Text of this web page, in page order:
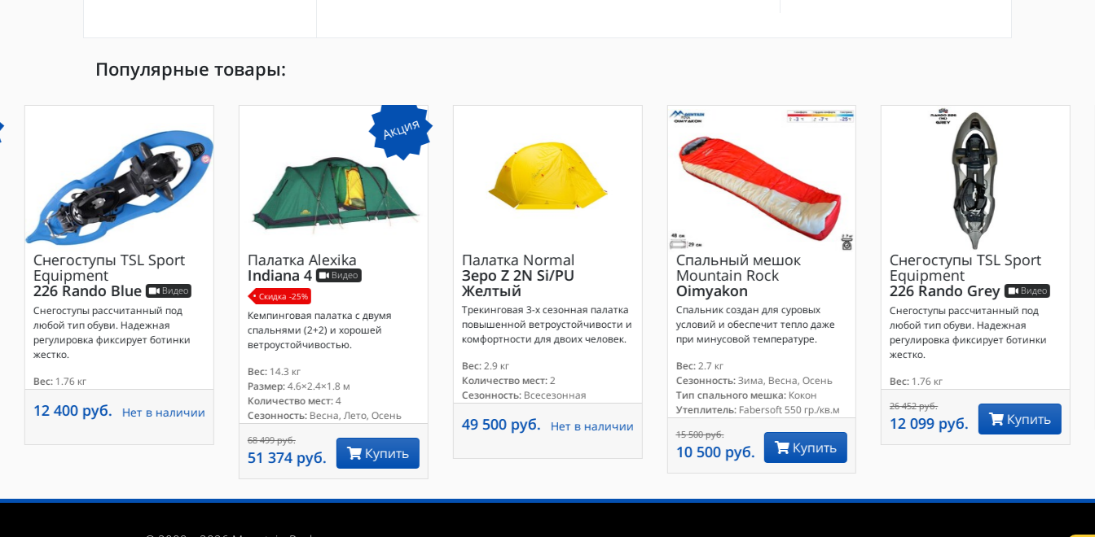
Популярные товары:
Снегоступы TSL Sport
Equipment
226 Rando Blue Видео
Снегоступы рассчитанный под
любой тип обуви. Надежная
регулировка фиксирует ботинки
жестко.
Вес:1.76 кг
12 400 руб. Нет в наличии
Акция
Палатка Alexika
Indiana 4 Видео
Скидка -25%
Кемпинговая палатка с двумя
спальнями (2+2) и хорошей
ветроустойчивостью.
Вес:14.3 кг
Размер:4.6×2.4×1.8 м
Количество мест:4
Сезонность:Весна, Лето, Осень
68 499 руб.
51 374 руб. Купить
Палатка Normal
Зеро Z 2N Si/PU
Желтый
Трекинговая 3-х сезонная палатка
повышенной ветроустойчивости и
комфортности для двоих человек.
Вес:2.9 кг
Количество мест:2
Сезонность:Всесезонная
49 500 руб. Нет в наличии
Спальный мешок
Mountain Rock
Oimyakon
Спальник создан для суровых
условий и обеспечит тепло даже
при минусовой температуре.
Вес:2.7 кг
Сезонность:Зима, Весна, Осень
Тип спального мешка:Кокон
Утеплитель:Fabersoft 550 гр./кв.м
15 500 руб.
10 500 руб. Купить
Снегоступы TSL Sport
Equipment
226 Rando Grey Видео
Снегоступы рассчитанный под
любой тип обуви. Надежная
регулировка фиксирует ботинки
жестко.
Вес: 1.76 кг
26 452 руб.
12 099 руб. Купить